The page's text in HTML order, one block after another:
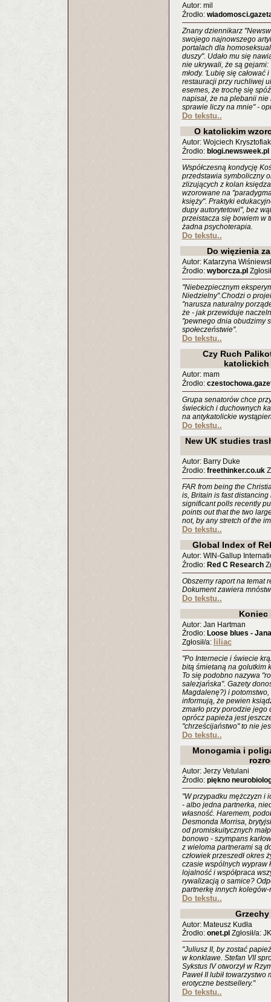
Autor: mil
Źrodło:
Znany dziennikarz
swojego najnowszego
portalach dla
duszy". Udało mu się
nie ukrywali, że są gejami:
młody. 'Lubię się całować
restauracji przy ruchliwej
esemes, że trochę się
napisał, że na plebanii
sprawie liczy na mnie" -
Do tekstu..
O katolickim
Autor: Wojciech Krysztofiak
Źrodło: blogi.newsweek.pl
Współczesną kondycję
przedstawia symboliczny
zlizujących z kolan
wzorowane na
księży". Praktyki
dupy autorytetowi", bez
przeistacza się bowiem w
żadna psychoterapia.
Do tekstu..
Do więzienia
Autor: Katarzyna
Źrodło: wyborcza.pl
''Niebezpiecznym
Niedzielny''.Chodzi o
''narusza naturalny
że - jak przewiduje
''pewnego dnia obudzimy
społeczeństwie''.
Do tekstu..
Czy Ruch
katolickich
Autor: mam
Źrodło:
Grupa senatorów chce
świeckich i duchownych
na antykatolickie
Do tekstu..
New UK studies
Autor: Barry Duke
Źrodło: freethinker.co.uk
FAR from being the
is, Britain is fast
significant polls recently
points out that the two
not, by any stretch of the
Do tekstu..
Global Index of
Autor: WIN-Gallup
Źrodło: Red C Research
Obszerny raport na temat
Dokument zawiera
Do tekstu..
Koniec
Autor: Jan Hartman
Źrodło: Loose blues -
Zgłosił/a: liliac
"Po Internecie i świecie
bitą śmietaną na golutkim
To się podobno nazywa
salezjańska". Gazety
Magdalenę?) i
informują, że pewien
zmarło przy porodzie jego
oprócz papieża jest
"chrześcijaństwo" to nie
Do tekstu..
Monogamia i
Autor: Jerzy Vetulani
Źrodło: piękno
"W przypadku mężczyzn i
- albo jedna partnerka,
własność. Haremem,
Desmonda Morrisa,
od promiskuitycznych
bonowo - szympans
z wieloma partnerami są
człowiek przeszedł okres
czasie wspólnych wypraw
lojalność i współpraca
rywalizacją o samice?
partnerkę innych kolegów-
Do tekstu..
Autor: Mateusz Kudła
Źrodło: onet.pl Zgłosił/a: JK
"Juliusz II, by zostać
w konklawe. Stefan VII
Sykstus IV otworzył w
Paweł II lubił towarzystwo
erotyczne bestsellery."
Do tekstu..